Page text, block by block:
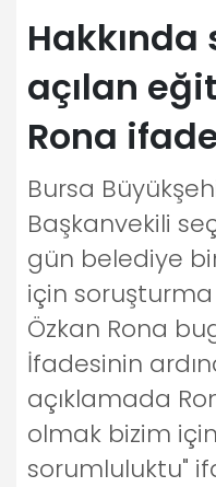
açılan
Rona
Bursa
Başkanvekili
gün belediye
için
Özkan Rona
İfadesinin
açıklamada
olmak bizim
sorumluluktu"